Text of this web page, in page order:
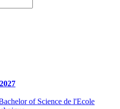
of Science de l'Ecole